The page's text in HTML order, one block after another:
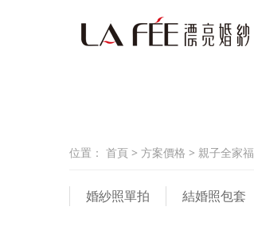
位置： 首頁 > 方案價格 > 親子全家福
婚紗照單拍 結婚照包套